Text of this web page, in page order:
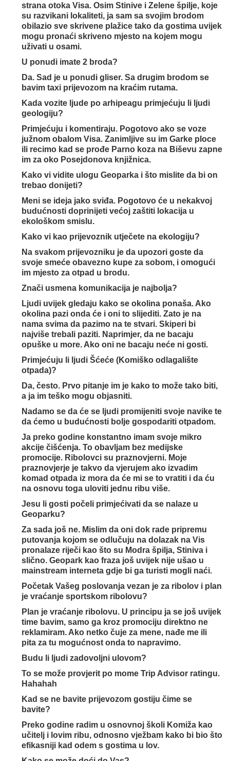
strana otoka Visa. Osim Stinive i Zelene špilje, koje
su razvikani lokaliteti, ja sam sa svojim brodom
obilazio sve skrivene plažice tako da gostima uvijek
mogu pronaći skriveno mjesto na kojem mogu
uživati u osami.
U ponudi imate 2 broda?
Da. Sad je u ponudi gliser. Sa drugim brodom se
bavim taxi prijevozom na kraćim rutama.
Kada vozite ljude po arhipeagu primjećuju li ljudi
geologiju?
Primjećuju i komentiraju. Pogotovo ako se voze
južnom obalom Visa. Zanimljive su im Garke ploce
ili recimo kad se prođe Parno koza na Biševu zapne
im za oko Posejdonova knjižnica.
Kako vi vidite ulogu Geoparka i što mislite da bi on
trebao donijeti?
Meni se ideja jako sviđa. Pogotovo će u nekakvoj
budućnosti doprinijeti većoj zaštiti lokacija u
ekološkom smislu.
Kako vi kao prijevoznik utječete na ekologiju?
Na svakom prijevozniku je da upozori goste da
svoje smeće obavezno kupe za sobom, i omogući
im mjesto za otpad u brodu.
Znači usmena komunikacija je najbolja?
Ljudi uvijek gledaju kako se okolina ponaša. Ako
okolina pazi onda će i oni to slijediti. Zato je na
nama svima da pazimo na te stvari. Skiperi bi
najviše trebali paziti. Naprimjer, da ne bacaju
opuške u more. Ako oni ne bacaju neće ni gosti.
Primjećuju li ljudi Šćeće (Komiško odlagalište
otpada)?
Da, često. Prvo pitanje im je kako to može tako biti,
a ja im teško mogu objasniti.
Nadamo se da će se ljudi promijeniti svoje navike te
da ćemo u budućnosti bolje gospodariti otpadom.
Ja preko godine konstantno imam svoje mikro
akcije čišćenja. To obavljam bez medijske
promocije. Ribolovci su praznovjerni. Moje
praznovjerje je takvo da vjerujem ako izvadim
komad otpada iz mora da će mi se to vratiti i da ću
na osnovu toga uloviti jednu ribu više.
Jesu li gosti počeli primjećivati da se nalaze u
Geoparku?
Za sada još ne. Mislim da oni dok rade pripremu
putovanja kojom se odlučuju na dolazak na Vis
pronalaze riječi kao što su Modra špilja, Stiniva i
slično. Geopark kao fraza još uvijek nije ušao u
mainstream interneta gdje bi ga turisti mogli naći.
Početak Vašeg poslovanja vezan je za ribolov i plan
je vraćanje sportskom ribolovu?
Plan je vraćanje ribolovu. U principu ja se još uvijek
time bavim, samo ga kroz promociju direktno ne
reklamiram. Ako netko čuje za mene, nađe me ili
pita za tu mogućnost onda to napravimo.
Budu li ljudi zadovoljni ulovom?
To se može provjerit po mome Trip Advisor ratingu.
Hahahah
Kad se ne bavite prijevozom gostiju čime se
bavite?
Preko godine radim u osnovnoj školi Komiža kao
učitelj i lovim ribu, odnosno vježbam kako bi bio što
efikasniji kad odem s gostima u lov.